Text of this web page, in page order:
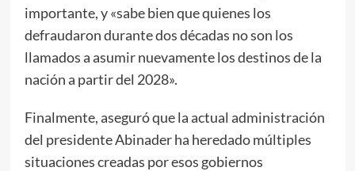
importante, y «sabe bien que quienes los
defraudaron durante dos décadas no son los
llamados a asumir nuevamente los destinos de la
nación a partir del 2028».
Finalmente, aseguró que la actual administración
del presidente Abinader ha heredado múltiples
situaciones creadas por esos gobiernos